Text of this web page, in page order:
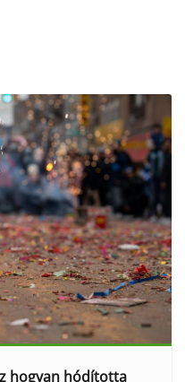
hogyan hódította